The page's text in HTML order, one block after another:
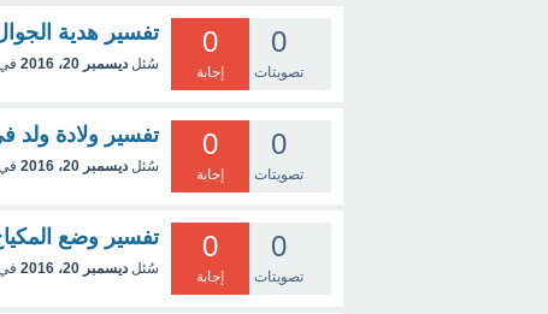
0
تصويتات
0
إجابة
تفسير هدية
سُئل ديسمبر 20، 2016
0
تصويتات
0
إجابة
تفسير ولادة ولد
سُئل ديسمبر 20، 2016
0
تصويتات
0
إجابة
تفسير وضع
سُئل ديسمبر 20، 2016